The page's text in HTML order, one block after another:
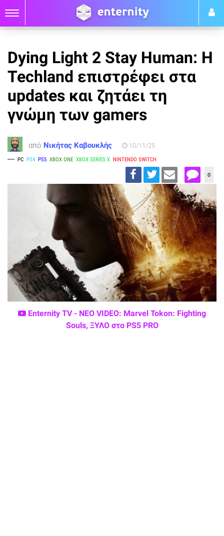
Dying Light 2 Stay Human: H
Techland επιστρέφει στα
updates και ζητάει τη
γνώμη των gamers
από Νικήτας Καβουκλής 10/11/25
PC PS4 PS5 XBOX ONE XBOX SERIES X NINTENDO SWITCH
0
Enternity TV - ΝΕΟ VIDEO: Marvel Tokon: Fighting
Souls, ΞΥΛΟ στο PS5 PRO